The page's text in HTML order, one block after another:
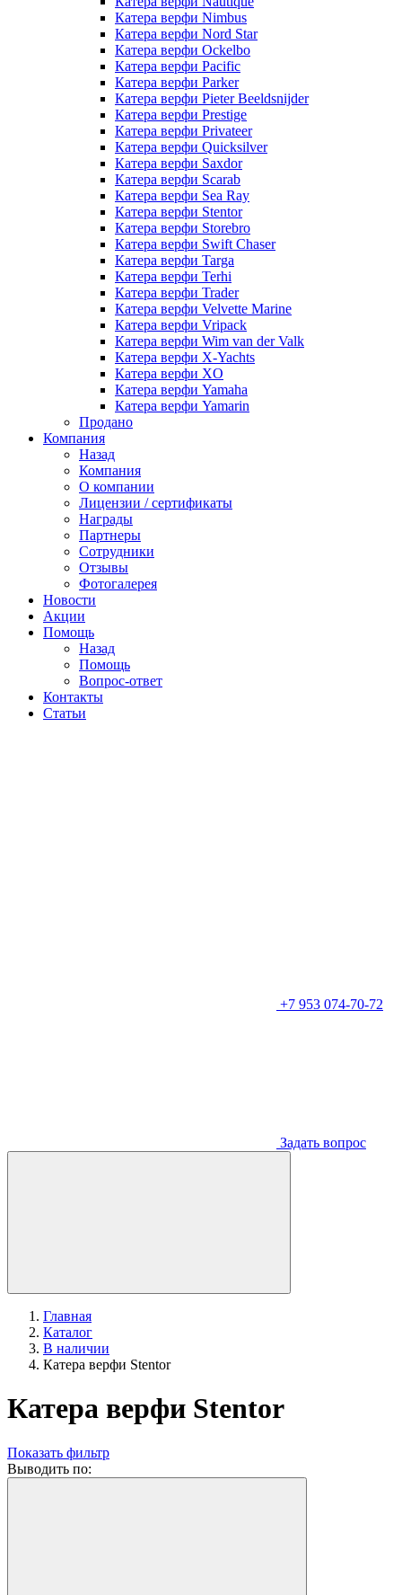
Катера верфи Nimbus
Катера верфи Nord Star
Катера верфи Ockelbo
Катера верфи Pacific
Катера верфи Parker
Катера верфи Pieter Beeldsnijder
Катера верфи Prestige
Катера верфи Privateer
Катера верфи Quicksilver
Катера верфи Saxdor
Катера верфи Scarab
Катера верфи Sea Ray
Катера верфи Stentor
Катера верфи Storebro
Катера верфи Swift Chaser
Катера верфи Targa
Катера верфи Terhi
Катера верфи Trader
Катера верфи Velvette Marine
Катера верфи Vripack
Катера верфи Wim van der Valk
Катера верфи X-Yachts
Катера верфи XO
Катера верфи Yamaha
Катера верфи Yamarin
Продано
Компания
Назад
Компания
О компании
Лицензии / сертификаты
Награды
Партнеры
Сотрудники
Отзывы
Фотогалерея
Новости
Акции
Помощь
Назад
Помощь
Вопрос-ответ
Контакты
Статьи
+7 953 074-70-72
Задать вопрос
Главная
Каталог
В наличии
Катера верфи Stentor
Катера верфи Stentor
Показать фильтр
Выводить по: